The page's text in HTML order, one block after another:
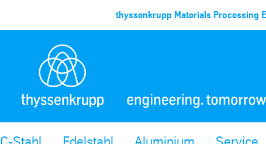
thyssenkrupp Materials Processing